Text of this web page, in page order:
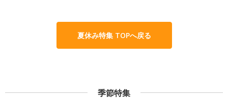
夏休み特集 TOPへ戻る
季節特集